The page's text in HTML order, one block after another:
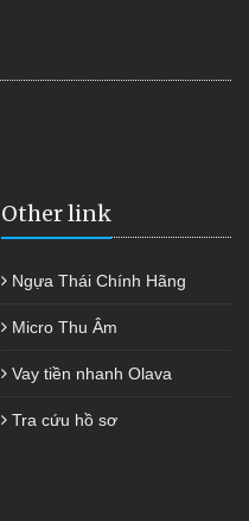
Other link
Ngựa Thái Chính Hãng
Micro Thu Âm
Vay tiền nhanh Olava
Tra cứu hồ sơ